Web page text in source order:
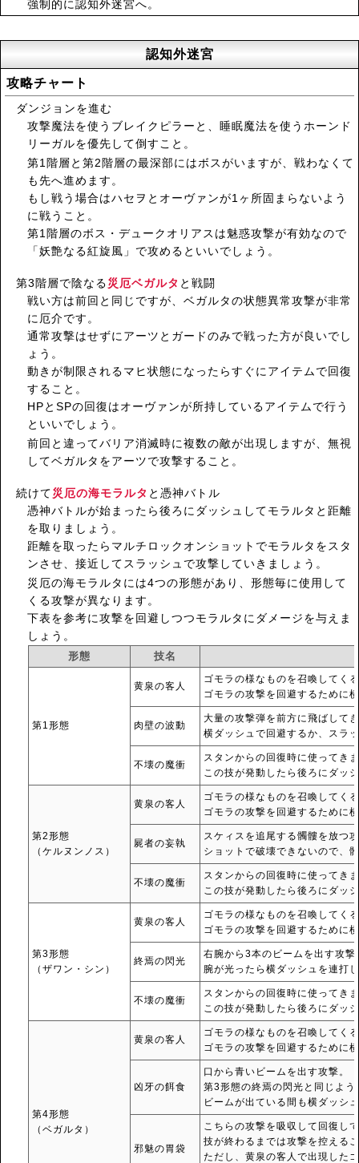
強制的に認知外迷宮へ。
認知外迷宮
攻略チャート
ダンジョンを進む
攻撃魔法を使うブレイクピラーと、睡眠魔法を使うホーンド
リーガルを優先して倒すこと。
第1階層と第2階層の最深部にはボスがいますが、戦わなくて
も先へ進めます。
もし戦う場合はハセヲとオーヴァンが1ヶ所固まらないよう
に戦うこと。
第1階層のボス・デュークオリアスは魅惑攻撃が有効なので
「妖艶なる紅旋風」で攻めるといいでしょう。
第3階層で陰なる災厄ベガルタ と戦闘
戦い方は前回と同じですが、ベガルタの状態異常攻撃が非常
に厄介です。
通常攻撃はせずにアーツとガードのみで戦った方が良いでし
ょう。
動きが制限されるマヒ状態になったらすぐにアイテムで回復
すること。
HPとSPの回復はオーヴァンが所持しているアイテムで行う
といいでしょう。
前回と違ってバリア消滅時に複数の敵が出現しますが、無視
してベガルタをアーツで攻撃すること。
続けて災厄の海モラルタ と憑神バトル
憑神バトルが始まったら後ろにダッシュしてモラルタと距離
を取りましょう。
距離を取ったらマルチロックオンショットでモラルタをスタ
ンさせ、接近してスラッシュで攻撃していきましょう。
災厄の海モラルタには4つの形態があり、形態毎に使用して
くる攻撃が異なります。
下表を参考に攻撃を回避しつつモラルタにダメージを与えま
しょう。
形態 技名
第1形態
黄泉の客人
ゴモラの様なものを召喚してく
ゴモラの攻撃を回避するために
肉壁の波動
大量の攻撃弾を前方に飛ばして
横ダッシュで回避するか、スラ
不壊の魔衝
スタンからの回復時に使ってき
この技が発動したら後ろにダッ
第2形態
（ケルヌンノス）
黄泉の客人
ゴモラの様なものを召喚してく
ゴモラの攻撃を回避するために
屍者の妄執
スケィスを追尾する髑髏を放つ
ショットで破壊できないので、
不壊の魔衝
スタンからの回復時に使ってき
この技が発動したら後ろにダッ
第3形態
（ザワン・シン）
黄泉の客人
ゴモラの様なものを召喚してく
ゴモラの攻撃を回避するために
終焉の閃光
右腕から3本のビームを出す攻撃
腕が光ったら横ダッシュを連打
不壊の魔衝
スタンからの回復時に使ってき
この技が発動したら後ろにダッ
第4形態
（ベガルタ）
黄泉の客人
ゴモラの様なものを召喚してく
ゴモラの攻撃を回避するために
凶牙の餌食
口から青いビームを出す攻撃。
第3形態の終焉の閃光と同じよ
ビームが出ている間も横ダッシ
邪魅の胃袋
こちらの攻撃を吸収して回復し
技が終わるまでは攻撃を控える
ただし、黄泉の客人で出現した